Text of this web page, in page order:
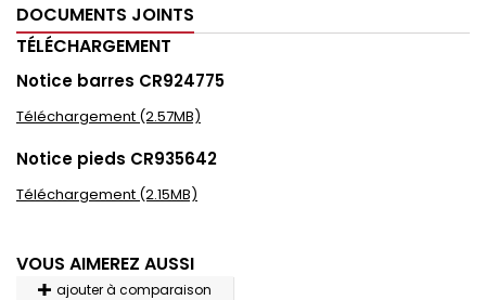
DOCUMENTS JOINTS
TÉLÉCHARGEMENT
Notice barres CR924775
Téléchargement (2.57MB)
Notice pieds CR935642
Téléchargement (2.15MB)
VOUS AIMEREZ AUSSI
ajouter à comparaison